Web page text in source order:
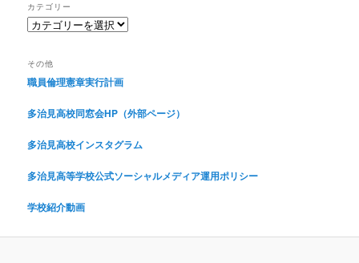
カテゴリー
カ
リ
ー
その他
職員倫理憲章実行計画
多治見高校同窓会HP（外部ページ）
多治見高校インスタグラム
多治見高等学校公式ソーシャルメディア運用ポリシー
学校紹介動画